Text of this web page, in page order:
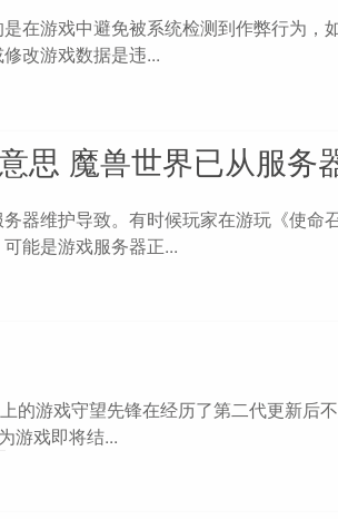
在游戏中避免被系统检测到作弊行为，
改游戏数据是违...
思 魔兽世界已从服务
器维护导致。有时候玩家在游玩《使命
能是游戏服务器正...
的游戏守望先锋在经历了第二代更新后
游戏即将结...